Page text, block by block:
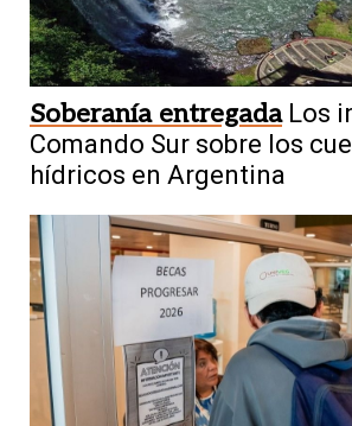
Soberanía entregada Los
Comando Sur sobre los
hídricos en Argentina